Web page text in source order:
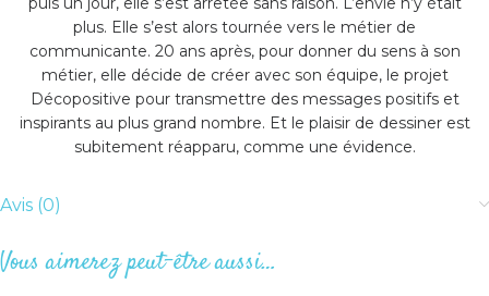
plus. Elle s’est alors tournée vers le métier de
communicante. 20 ans après, pour donner du sens à son
métier, elle décide de créer avec son équipe, le projet
Décopositive pour transmettre des messages positifs et
inspirants au plus grand nombre. Et le plaisir de dessiner est
subitement réapparu, comme une évidence.
Avis (0)
Vous aimerez peut-être aussi…